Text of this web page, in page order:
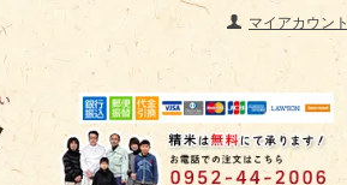
マイアカウント